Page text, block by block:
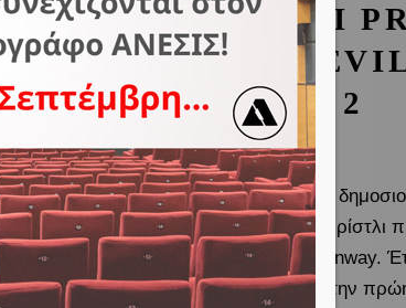
ΦΟΡΑΕΙ
THE
PRADA 2
Η παραδοσιακή
και η Μιράντα Πρίστλι
το περιοδικό Runway.
αντιμέτωπη με την